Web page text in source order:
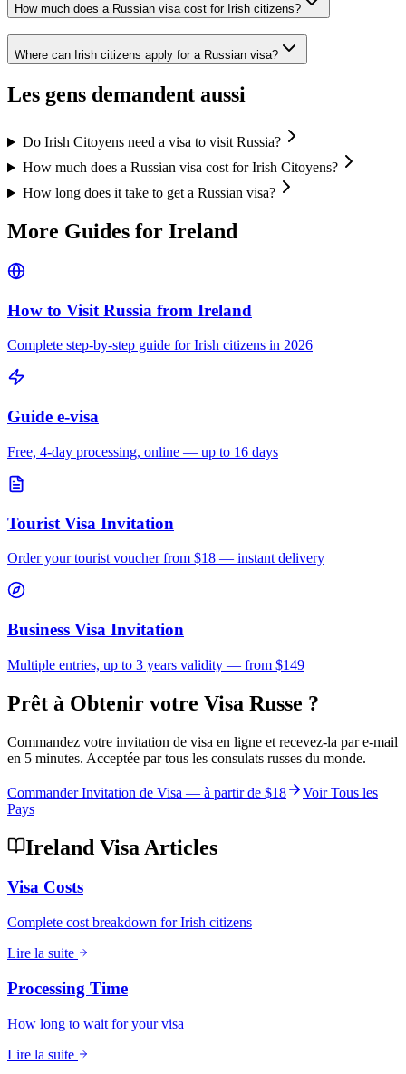
How much does a Russian visa cost for Irish citizens?
Where can Irish citizens apply for a Russian visa?
Les gens demandent aussi
Do Irish Citoyens need a visa to visit Russia?
How much does a Russian visa cost for Irish Citoyens?
How long does it take to get a Russian visa?
More Guides for Ireland
How to Visit Russia from Ireland
Complete step-by-step guide forIrish citizens in 2026
Guide e-visa
Free, 4-day processing, online — up to 16 days
Tourist Visa Invitation
Order your tourist voucher from $18 — instant delivery
Business Visa Invitation
Multiple entries, up to 3 years validity — from $149
Prêt à Obtenir votre Visa Russe ?
Commandez votre invitation de visa en ligne et recevez-la par e-mail
en 5 minutes. Acceptée par tous les consulats russes du monde.
Commander Invitation de Visa — à partir de $18
Voir Tous les
Pays
Ireland Visa Articles
Visa Costs
Complete cost breakdown for Irish citizens
Lire la suite
Processing Time
How long to wait for your visa
Lire la suite